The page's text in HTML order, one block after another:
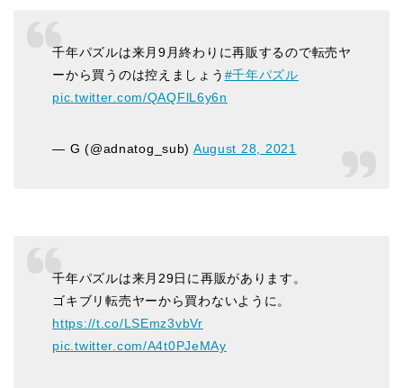
千年パズルは来月9月終わりに再販するので転売ヤ
ーから買うのは控えましょう #千年パズル
pic.twitter.com/QAQFlL6y6n
— G (@adnatog_sub) August 28, 2021
千年パズルは来月29日に再販があります。
ゴキブリ転売ヤーから買わないように。
https://t.co/LSEmz3vbVr
pic.twitter.com/A4t0PJeMAy